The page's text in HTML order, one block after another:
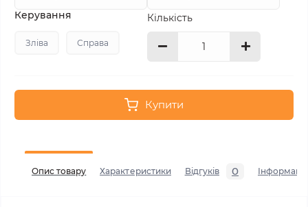
Керування
Зліва Справа
Кількість
Купити
Опис товару Характеристики Відгуків 0 Інформація